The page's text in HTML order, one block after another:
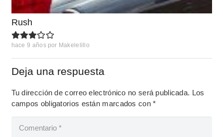
Rush
hace 9 años por Makelelillo
Deja una respuesta
Tu dirección de correo electrónico no será publicada. Los
campos obligatorios están marcados con*